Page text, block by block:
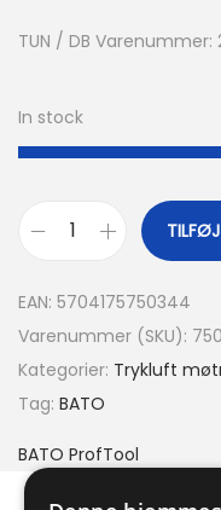
TUN / DB Varenummer:
In stock
EAN: 5704175750344
Varenummer (SKU):
Kategorier: Trykluft
Tag: BATO
BATO ProfTool